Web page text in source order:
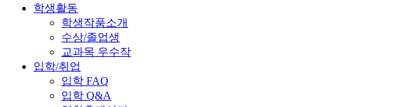
학생활동
학생작품소개
수상/졸업생
교과목 우수작
입학/취업
입학 FAQ
입학 Q&A